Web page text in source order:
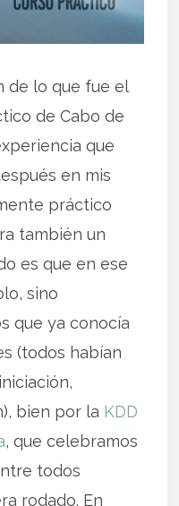
de lo que fue el
de Cabo de
que
en mis
práctico
también un
es que en ese
sino
que ya conocía
(todos habían
bien por la KDD
, que celebramos
todos
rodado. En